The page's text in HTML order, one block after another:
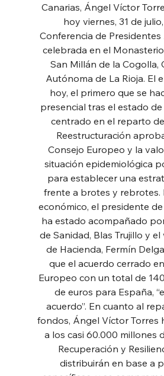
Canarias, Ángel Víctor
hoy viernes, 31 de
Conferencia de
celebrada en el
San Millán de la Cogolla,
Autónoma de La Rioja. El
hoy, el primero que se
presencial tras el estado de
centrado en el reparto
Reestructuración
Consejo Europeo y la
situación epidemiológica
para establecer una
frente a brotes y rebrotes.
económico, el presidente de
ha estado acompañado
de Sanidad, Blas Trujillo y
de Hacienda, Fermín
que el acuerdo cerrado
Europeo con un total de
de euros para España,
acuerdo”. En cuanto al
fondos, Ángel Víctor Torres
a los casi 60.000 millones
Recuperación y
distribuirán en base a